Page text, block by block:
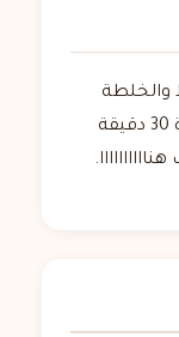
على بعض وتوضع فى الفرن لمدة 30 دقيقة